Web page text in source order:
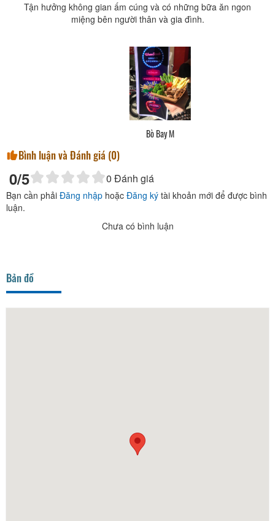
Tận hưởng không gian ấm cúng và có những bữa ăn ngon
miệng bên người thân và gia đình.
Bò Bay M
Bình luận và Đánh giá (0)
0/5 0 Đánh giá
Bạn cần phải Đăng nhập hoặc Đăng ký tài khoản mới để được bình
luận.
Chưa có bình luận
Bản đồ